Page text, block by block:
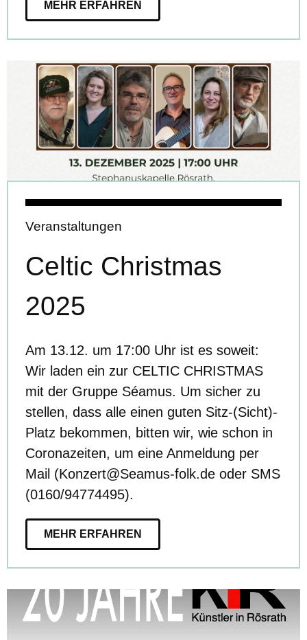
MEHR ERFAHREN
Veranstaltungen
Celtic Christmas
2025
Am 13.12. um 17:00 Uhr ist es soweit:
Wir laden ein zur CELTIC CHRISTMAS
mit der Gruppe Séamus. Um sicher zu
stellen, dass alle einen guten Sitz-(Sicht)-
Platz bekommen, bitten wir, wie schon in
Coronazeiten, um eine Anmeldung per
Mail (Konzert@Seamus-folk.de oder SMS
(0160/94774495).
MEHR ERFAHREN